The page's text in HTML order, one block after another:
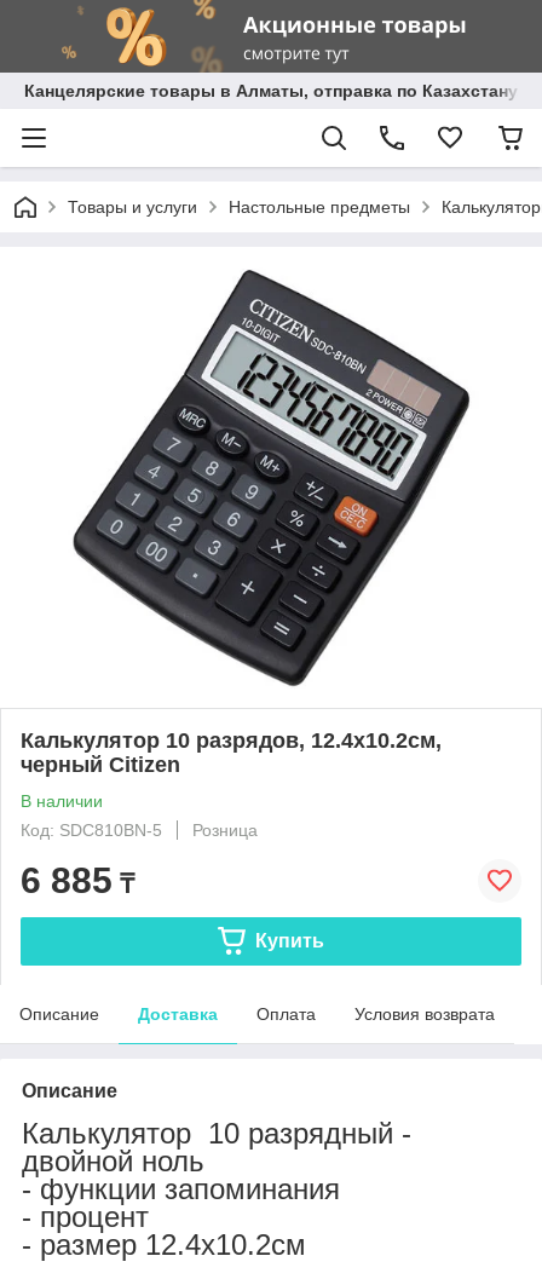
Канцелярские товары в Алматы, отправка по Казахстану.
Товары и услуги Настольные предметы
Калькулятор 10 разрядов, 12.4x10.2см,
черный Citizen
В наличии
Код: SDC810BN-5
Розница
6 885 ₸
Купить
Описание Доставка Оплата Условия возврата
Описание
Калькулятор 10 разрядный -
двойной ноль
- функции запоминания
- процент
- размер 12.4x10.2см